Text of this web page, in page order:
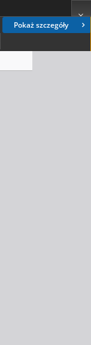
Pokaż szczegóły